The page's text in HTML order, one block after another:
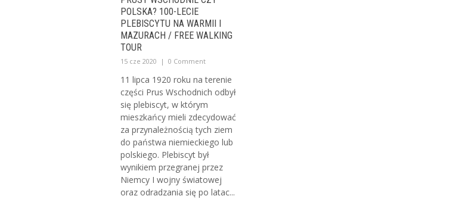
POLSKA? 100-LECIE
PLEBISCYTU NA WARMII I
MAZURACH / FREE WALKING
TOUR
15 cze 2020 | 0 Comment
11 lipca 1920 roku na terenie
części Prus Wschodnich odbył
się plebiscyt, w którym
mieszkańcy mieli zdecydować
za przynależnością tych ziem
do państwa niemieckiego lub
polskiego. Plebiscyt był
wynikiem przegranej przez
Niemcy I wojny światowej
oraz odradzania się po latac...